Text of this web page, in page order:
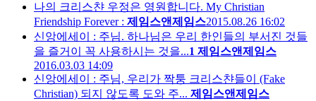
나의 크리스챤 우정은 영원합니다. My Christian
Friendship Forever : 제임스앤제임스2015.08.26 16:02
신앙에세이 : 주님. 하나님은 우리 한인들의 부서진 것들
을 즐거이 꼭 사용하시는 것을...1 제임스앤제임스
2016.03.03 14:09
신앙에세이 : 주님, 우리가 짝퉁 크리스챤들이 (Fake
Christian) 되지 않도록 도와 주... 제임스앤제임스